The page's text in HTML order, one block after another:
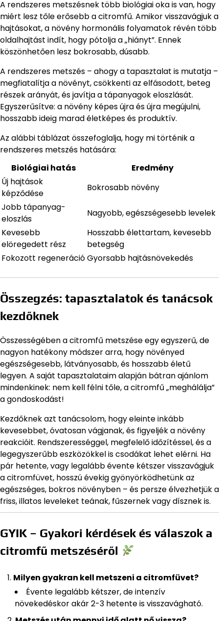
A rendszeres metszésnek több biológiai oka is van, hogy
miért lesz tőle erősebb a citromfű. Amikor visszavágjuk a
hajtásokat, a növény hormonális folyamatok révén több
oldalhajtást indít, hogy pótolja a „hiányt”. Ennek
köszönhetően lesz bokrosabb, dúsabb.
A rendszeres metszés – ahogy a tapasztalat is mutatja –
megfiatalítja a növényt, csökkenti az elfásodott, beteg
részek arányát, és javítja a tápanyagok eloszlását.
Egyszerűsítve: a növény képes újra és újra megújulni,
hosszabb ideig marad életképes és produktív.
Az alábbi táblázat összefoglalja, hogy mi történik a
rendszeres metszés hatására:
Biológiai hatás
Eredmény
Új hajtások
képződése
Bokrosabb növény
Jobb tápanyag-
eloszlás
Nagyobb, egészségesebb levelek
Kevesebb
elöregedett rész
Hosszabb élettartam, kevesebb
betegség
Fokozott regenerációGyorsabb hajtásnövekedés
Összegzés: tapasztalatok és tanácsok
kezdőknek
Összességében a citromfű metszése egy egyszerű, de
nagyon hatékony módszer arra, hogy növényed
egészségesebb, látványosabb, és hosszabb életű
legyen. A saját tapasztalataim alapján bátran ajánlom
mindenkinek: nem kell félni tőle, a citromfű „meghálálja”
a gondoskodást!
Kezdőknek azt tanácsolom, hogy eleinte inkább
kevesebbet, óvatosan vágjanak, és figyeljék a növény
reakcióit. Rendszerességgel, megfelelő időzítéssel, és a
legegyszerűbb eszközökkel is csodákat lehet elérni. Ha
pár hetente, vagy legalább évente kétszer visszavágjuk
a citromfüvet, hosszú évekig gyönyörködhetünk az
egészséges, bokros növényben – és persze élvezhetjük a
friss, illatos leveleket teának, fűszernek vagy dísznek is.
GYIK – Gyakori kérdések és válaszok a
citromfű metszéséről
Milyen gyakran kell metszeni a citromfüvet?
Évente legalább kétszer, de intenzív
növekedéskor akár 2-3 hetente is visszavágható.